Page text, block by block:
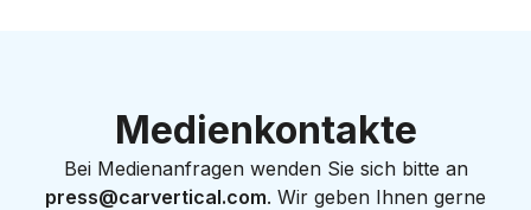
Medienkontakte
Bei Medienanfragen wenden Sie sich bitte an
press@carvertical.com. Wir geben Ihnen gerne